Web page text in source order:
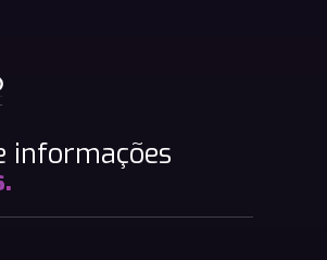
informações